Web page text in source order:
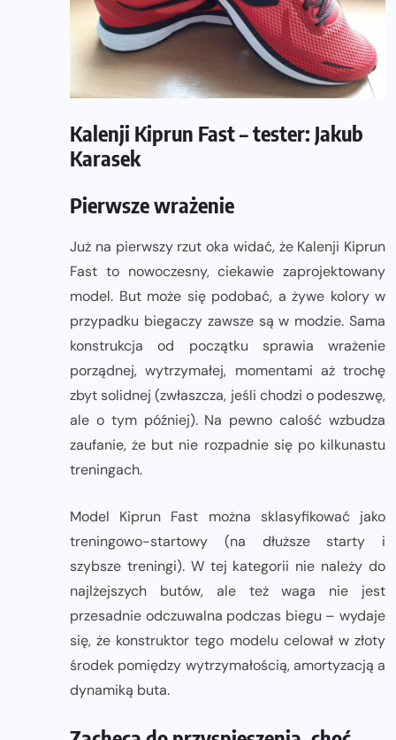
Kalenji Kiprun Fast – tester: Jakub
Karasek
Pierwsze wrażenie
Już na pierwszy rzut oka widać, że Kalenji Kiprun
Fast to nowoczesny, ciekawie zaprojektowany
model. But może się podobać, a żywe kolory w
przypadku biegaczy zawsze są w modzie. Sama
konstrukcja od początku sprawia wrażenie
porządnej, wytrzymałej, momentami aż trochę
zbyt solidnej (zwłaszcza, jeśli chodzi o podeszwę,
ale o tym później). Na pewno calość wzbudza
zaufanie, że but nie rozpadnie się po kilkunastu
treningach.
Model Kiprun Fast można sklasyfikować jako
treningowo-startowy (na dłuższe starty i
szybsze treningi). W tej kategorii nie należy do
najlżejszych butów, ale też waga nie jest
przesadnie odczuwalna podczas biegu – wydaje
się, że konstruktor tego modelu celował w złoty
środek pomiędzy wytrzymałością, amortyzacją a
dynamiką buta.